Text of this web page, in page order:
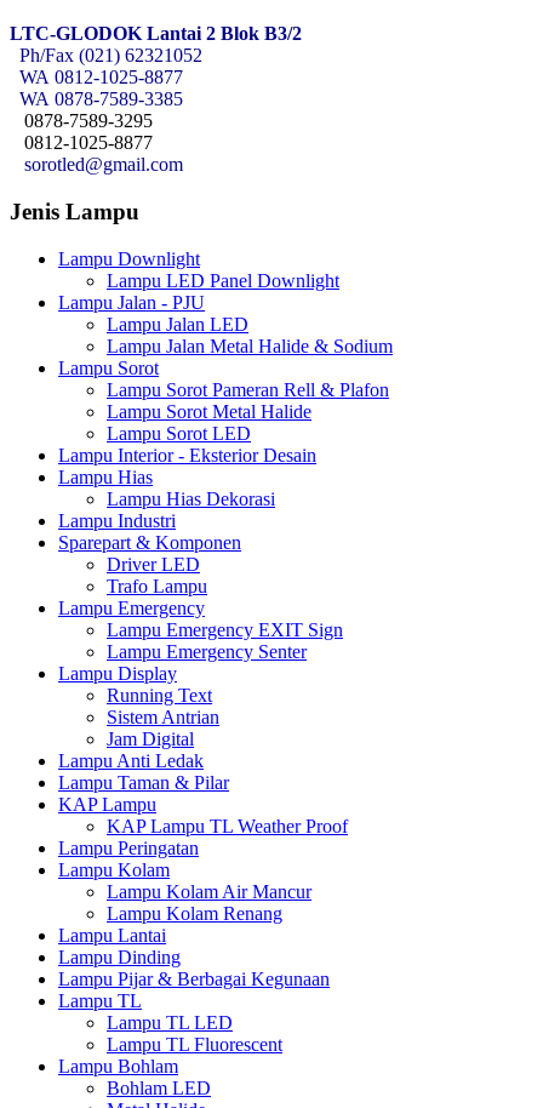
LTC-GLODOK Lantai 2 Blok B3/2
Ph/Fax (021) 62321052
WA 0812-1025-8877
WA 0878-7589-3385
0878-7589-3295
0812-1025-8877
sorotled@gmail.com
Jenis Lampu
Lampu Downlight
Lampu LED Panel Downlight
Lampu Jalan - PJU
Lampu Jalan LED
Lampu Jalan Metal Halide & Sodium
Lampu Sorot
Lampu Sorot Pameran Rell & Plafon
Lampu Sorot Metal Halide
Lampu Sorot LED
Lampu Interior - Eksterior Desain
Lampu Hias
Lampu Hias Dekorasi
Lampu Industri
Sparepart & Komponen
Driver LED
Trafo Lampu
Lampu Emergency
Lampu Emergency EXIT Sign
Lampu Emergency Senter
Lampu Display
Running Text
Sistem Antrian
Jam Digital
Lampu Anti Ledak
Lampu Taman & Pilar
KAP Lampu
KAP Lampu TL Weather Proof
Lampu Peringatan
Lampu Kolam
Lampu Kolam Air Mancur
Lampu Kolam Renang
Lampu Lantai
Lampu Dinding
Lampu Pijar & Berbagai Kegunaan
Lampu TL
Lampu TL LED
Lampu TL Fluorescent
Lampu Bohlam
Bohlam LED